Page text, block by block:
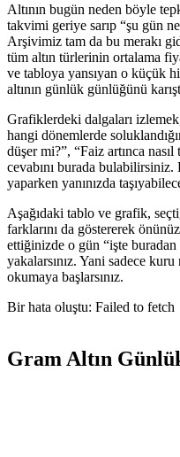
Altının bugün neden böyle
takvimi geriye sarıp “şu gün
Arşivimiz tam da bu merakı
tüm altın türlerinin ortalama
ve tabloya yansıyan o küçük
altının günlük günlüğünü
Grafiklerdeki dalgaları izlemek,
hangi dönemlerde
düşer mi?”, “Faiz artınca
cevabını burada bulabilirsiniz.
yaparken yanınızda
Aşağıdaki tablo ve grafik,
farklarını da göstererek
ettiğinizde o gün “işte
yakalarsınız. Yani sadece
okumaya başlarsınız.
Bir hata oluştu: Failed to fetch
Gram Altın